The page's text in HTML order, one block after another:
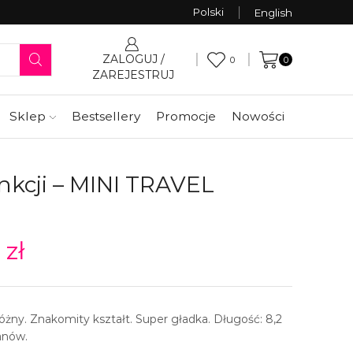
Polski English
ZALOGUJ /
ZAREJESTRUJ
0 0
Sklep Bestsellery Promocje Nowości
– MINI TRAVEL
zł
Znakomity kształt. Super gładka. Długość: 8,2